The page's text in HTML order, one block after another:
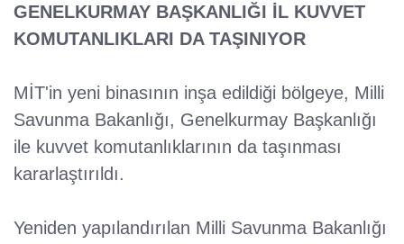
GENELKURMAY BAŞKANLIĞI İL KUVVET
KOMUTANLIKLARI DA TAŞINIYOR
MİT'in yeni binasının inşa edildiği bölgeye, Milli
Savunma Bakanlığı, Genelkurmay Başkanlığı
ile kuvvet komutanlıklarının da taşınması
kararlaştırıldı.
Yeniden yapılandırılan Milli Savunma Bakanlığı